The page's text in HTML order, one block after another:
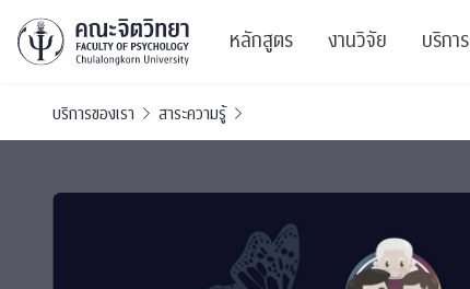
หลักสูตร
ปริญญาบัณฑิต
หลักสูตรปริญญาตรี
งานวิจัย
ผลงานตีพิมพ์
บริการ
บริการของเรา สาระความรู้